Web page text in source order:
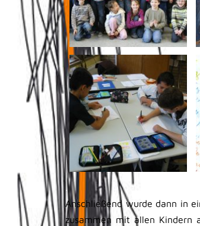
.
Anschließend wurde dann in
zusammen mit allen Kindern